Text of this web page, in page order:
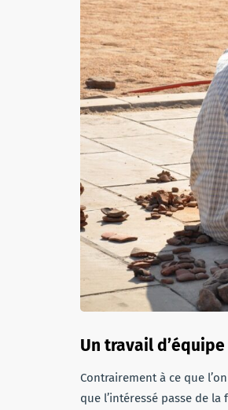
Un travail d’équipe
Contrairement à ce que
que l’intéressé passe de